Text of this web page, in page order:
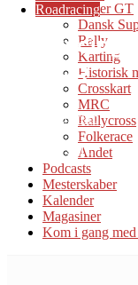
Super GT
Dansk
Rally
Karting
Historisk
Crosskart
MRC
Rallycross
Folkerace
Andet
Podcasts
Mesterskaber
Kalender
Magasiner
Kom i gang
Roadracing
RVS Racing
1000 RR
Jesper Sundstrøm
15. februar 2011